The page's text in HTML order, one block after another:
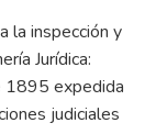
la inspección y
Jurídica:
1895 expedida
judiciales